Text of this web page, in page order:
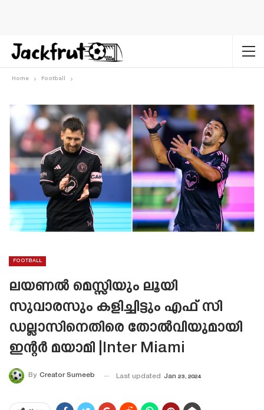
Home Football
FOOTBALL
ലയണൽ മെസ്സിയും ലൂയി
സുവാരസും കളിച്ചിട്ടും എഫ് സി
ഡല്ലാസിനെതിരെ തോൽവിയുമായി
ഇന്റർ മയാമി |Inter Miami
By Creator Sumeeb Last updated Jan 23, 2024